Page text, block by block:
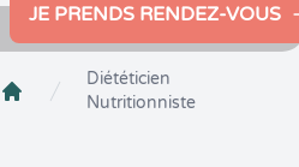
JE PRENDS RENDEZ-VOUS
Crenolibre
Diététicien
Nutritionniste